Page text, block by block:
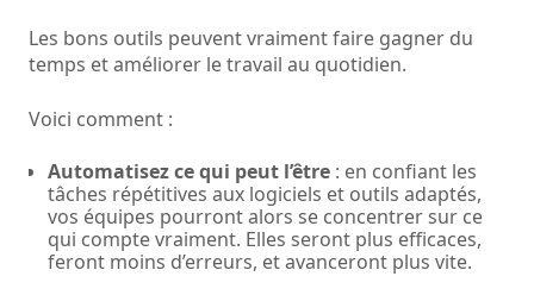
Les bons outils peuvent vraiment faire gagner du
temps et améliorer le travail au quotidien.
Voici comment :
Automatisez ce qui peut l’être : en confiant les
tâches répétitives aux logiciels et outils adaptés,
vos équipes pourront alors se concentrer sur ce
qui compte vraiment. Elles seront plus efficaces,
feront moins d’erreurs, et avanceront plus vite.